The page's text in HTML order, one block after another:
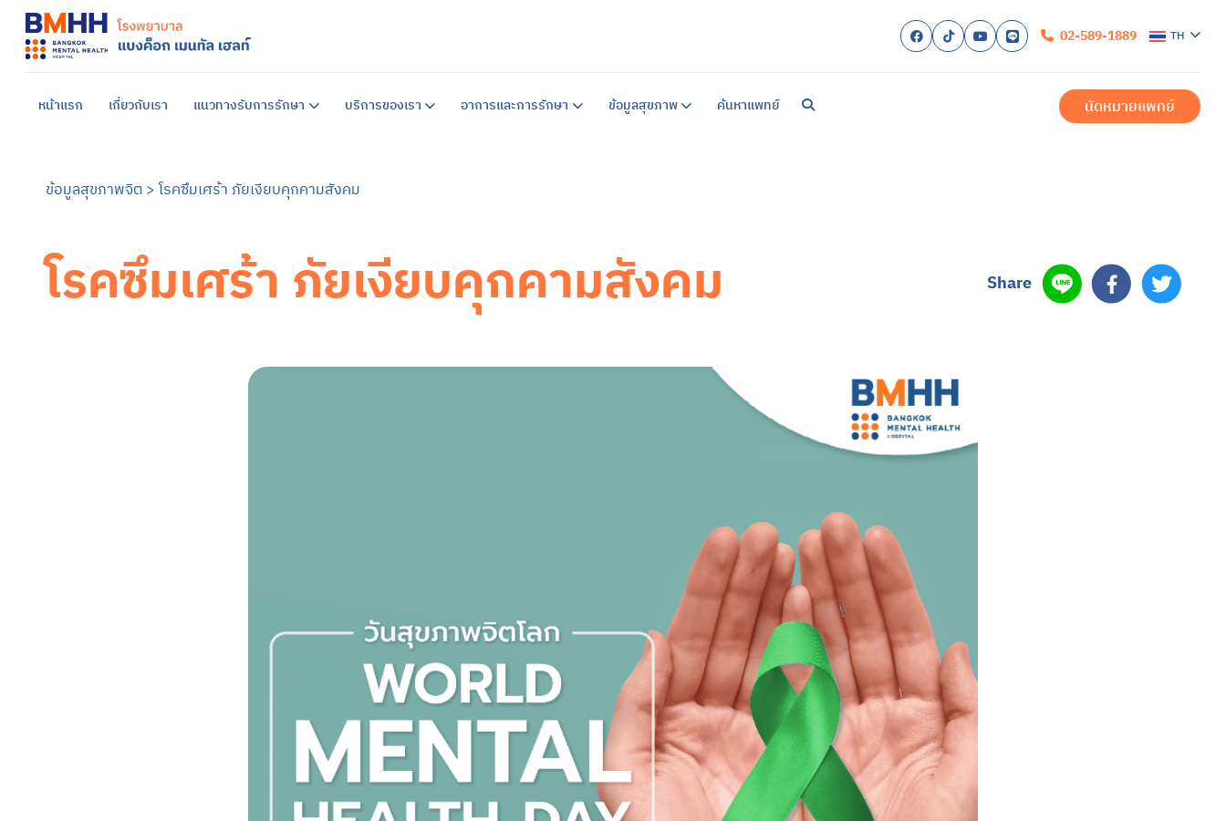
02-589-1889 TH
หน้าแรก เกี่ยวกับเรา แนวทางรับการรักษา บริการของเรา อาการและการรักษา ข้อมูลสุขภาพ ค้นหาแพทย์ นัดหมายแพทย์
เกี่ยวกับเรา
ออทิสติก หรือภาวะออทิสติกสเปกตรัม (ASD)
ภาวะเครียดหลังเผชิญเหตุการณ์รุนแรง
Search
นัดหมายแพทย์
ข้อมูลสุขภาพจิต>โรคซึมเศร้า ภัยเงียบคุกคามสังคม
โรคซึมเศร้า ภัยเงียบคุกคามสังคม Share